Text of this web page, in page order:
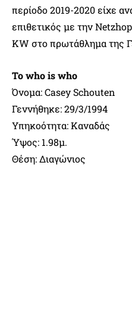
περίοδο 2019-2020 είχε
επιθετικός με την
KW στο πρωτάθλημα της
Το who is whο
Όνομα: Casey Schouten
Γεννήθηκε: 29/3/1994
Υπηκοότητα: Καναδάς
Ύψος: 1.98μ.
Θέση: Διαγώνιος